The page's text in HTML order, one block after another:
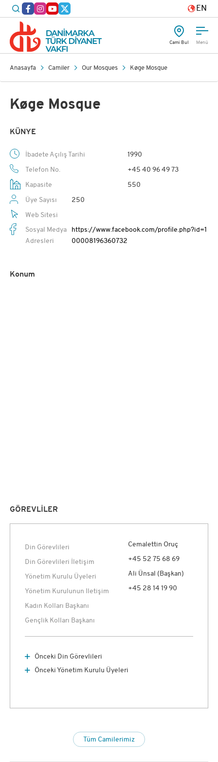
EN
Menü
Cami Bul
Anasayfa Camiler Our Mosques Køge Mosque
Køge Mosque
KÜNYE
İbadete Açılış Tarihi 1990
Telefon No. +45 40 96 49 73
Kapasite 550
Üye Sayısı 250
Web Sitesi
Sosyal Medya
Adresleri
https://www.facebook.com/profile.php?id=1
00008196360732
Konum
GÖREVLİLER
Din Görevlileri Cemalettin Oruç
Din Görevlileri İletişim +45 52 75 68 69
Yönetim Kurulu Üyeleri Ali Ünsal (Başkan)
Yönetim Kurulunun Iletişim +45 28 14 19 90
Kadın Kolları Başkanı
Gençlik Kolları Başkanı
Önceki Din Görevlileri
Önceki Yönetim Kurulu Üyeleri
Tüm Camilerimiz